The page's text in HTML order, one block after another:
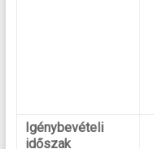
Igénybevételi
időszak